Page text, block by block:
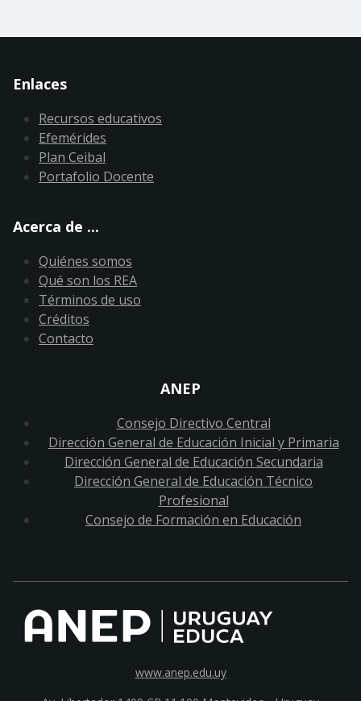
Enlaces
Recursos educativos
Efemérides
Plan Ceibal
Portafolio Docente
Acerca de ...
Quiénes somos
Qué son los REA
Términos de uso
Créditos
Contacto
ANEP
Consejo Directivo Central
Dirección General de Educación Inicial y Primaria
Dirección General de Educación Secundaria
Dirección General de Educación Técnico
Profesional
Consejo de Formación en Educación
www.anep.edu.uy